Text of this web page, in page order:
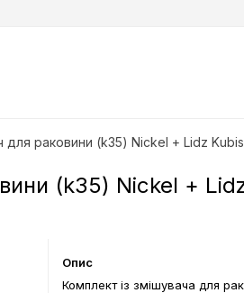
для раковини (k35) Nickel + Lidz
(k35) Nickel +
Опис
Комплект із змішувача для